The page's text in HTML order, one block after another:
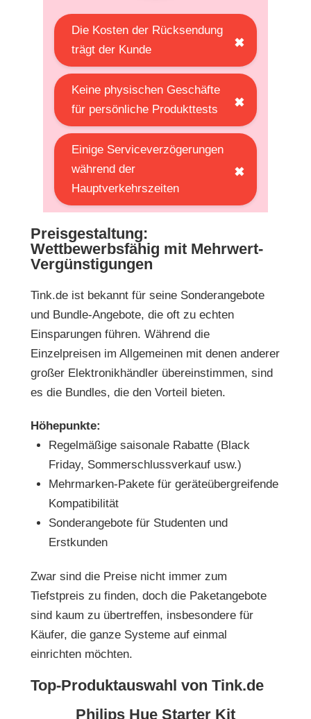
Die Kosten der Rücksendung
trägt der Kunde
✖
Keine physischen Geschäfte
für persönliche Produkttests
✖
Einige Serviceverzögerungen
während der
Hauptverkehrszeiten
✖
Preisgestaltung:
Wettbewerbsfähig mit Mehrwert-
Vergünstigungen
Tink.de ist bekannt für seine Sonderangebote
und Bundle-Angebote, die oft zu echten
Einsparungen führen. Während die
Einzelpreisen im Allgemeinen mit denen anderer
großer Elektronikhändler übereinstimmen, sind
es die Bundles, die den Vorteil bieten.
Höhepunkte:
Regelmäßige saisonale Rabatte (Black
Friday, Sommerschlussverkauf usw.)
Mehrmarken-Pakete für geräteübergreifende
Kompatibilität
Sonderangebote für Studenten und
Erstkunden
Zwar sind die Preise nicht immer zum
Tiefstpreis zu finden, doch die Paketangebote
sind kaum zu übertreffen, insbesondere für
Käufer, die ganze Systeme auf einmal
einrichten möchten.
Top-Produktauswahl von Tink.de
Philips Hue Starter Kit